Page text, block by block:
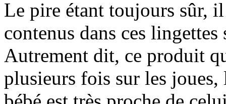
Le pire étant toujours sûr,
contenus dans ces
Autrement dit, ce produit
plusieurs fois sur les